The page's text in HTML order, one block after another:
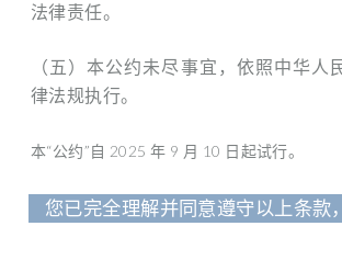
法律责任。
（五）本公约未尽事宜，依照中华人
律法规执行。
本“公约”自 2025 年 9 月 10 日起试行。
您已完全理解并同意遵守以上条款